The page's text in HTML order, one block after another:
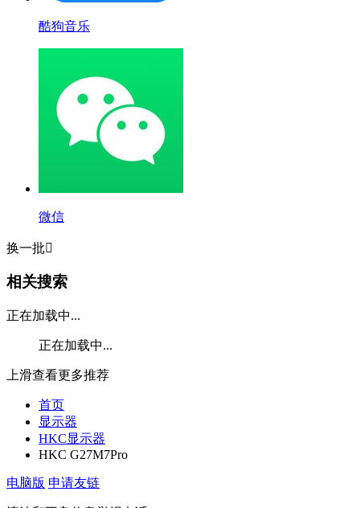
酷狗音乐
微信
换一批
相关搜索
正在加载中...
正在加载中...
上滑查看更多推荐
首页
显示器
HKC显示器
HKC G27M7Pro
电脑版 申请友链